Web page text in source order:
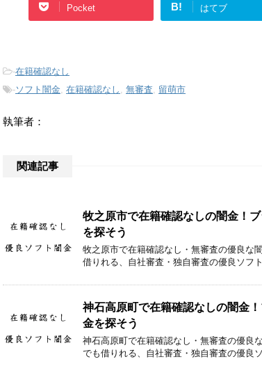
Pocket B! はてブ
-在籍確認なし
-ソフト闇金, 在籍確認なし , 無審査, 留萌市
執筆者：
関連記事
牧之原市で在籍確認なしの闇金！
を探そう
牧之原市で在籍確認なし・無審査の優良な
借りれる、自社審査・独自審査の優良ソフ
神石高原町で在籍確認なしの闇金
金を探そう
神石高原町で在籍確認なし・無審査の優良
でも借りれる、自社審査・独自審査の優良